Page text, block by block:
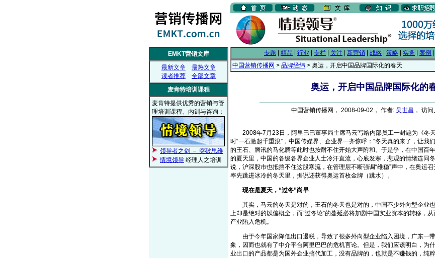
EMKT营销文库
最新文章
最热文章
读者推荐
全部文章
麦肯特培训课程
麦肯特提供优秀的营销与管
理培训课程、内训与咨询：
领导者之剑 － 突破思维
情境领导 经理人之培训
专题 精品 行业 专栏 关注 新营销 战略 策略 实务 案例
中国营销传播网 > 品牌经纬 > 奥运，开启中国品牌国际化的春天
奥运，开启中国品牌国际化的
中国营销传播网， 2008-09-02， 作者: 吴世昌 ， 访
2008年7月23日，阿里巴巴董事局主席马云写给内部员工一封题为《冬
时“一石激起千重浪”，中国传媒界、企业界一齐惊呼：“冬天真的来了，让我
的王石、腾讯的马化腾等此时也按耐不住开始大声附和。于是乎，在中国百
的夏天里，中国的各级各界企业人士冷汗直流，心底发寒，悲观的情绪连同
说，沪深股市也抵挡不住这股寒流，在管理层不断强调“维稳”声中，在奥运
率先跳进冰冷的冬天里，据说还获得奥运首枚金牌（跳水）。
现在是夏天，“过冬”尚早
其实，马云的冬天是对的，王石的冬天也是对的，中国不少外向型企业也
上却是绝对的以偏概全，而“过冬论”的蔓延必将加剧中国实业资本的转移，从
产业陷入危机。
由于今年国家降低出口退税，导致了很多外向型企业陷入困境，广东一
象，因而也就有了中介平台阿里巴巴的危机言论。但是，我们应该明白，为
业出口的产品都是为国外企业搞代加工，没有品牌的，也就是不赚钱的，纯